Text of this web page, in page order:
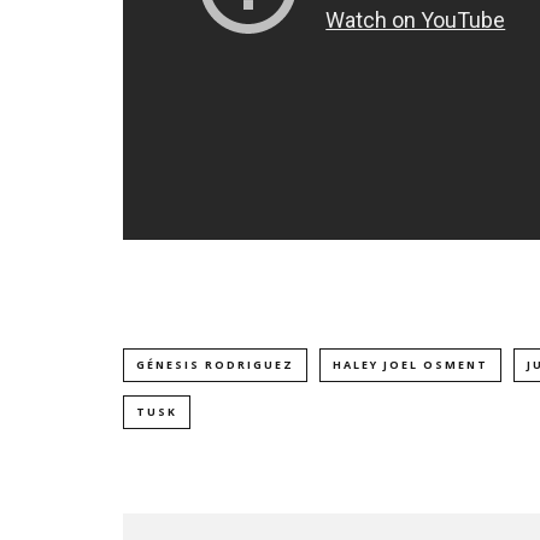
GÉNESIS RODRIGUEZ HALEY JOEL OSMENT
TUSK